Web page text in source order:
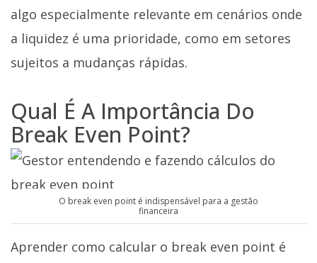
algo especialmente relevante em cenários onde
a liquidez é uma prioridade, como em setores
sujeitos a mudanças rápidas.
Qual É A Importância Do
Break Even Point?
O break even point é indispensável para a gestão
financeira
Aprender como calcular o break even point é